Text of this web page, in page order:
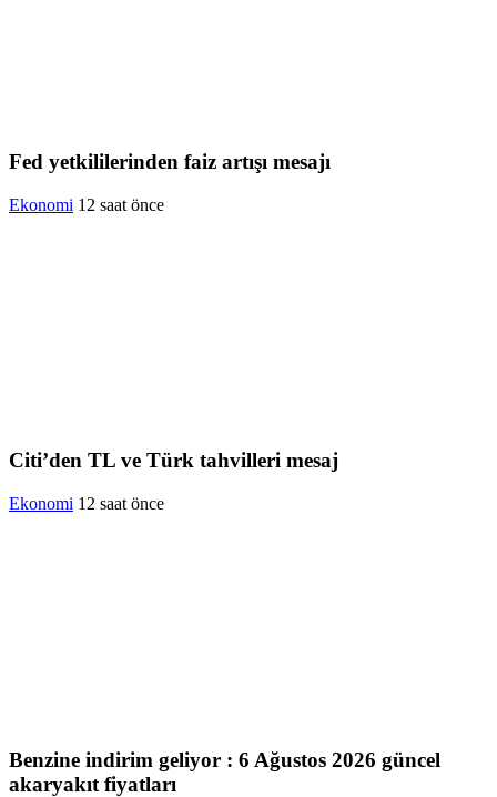
Fed yetkililerinden faiz artışı mesajı
Ekonomi 12 saat önce
Citi’den TL ve Türk tahvilleri mesaj
Ekonomi 12 saat önce
Benzine indirim geliyor : 6 Ağustos 2026 güncel
akaryakıt fiyatları